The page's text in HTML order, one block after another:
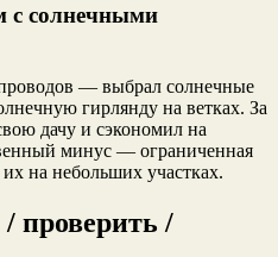
с солнечными
— выбрал солнечные
гирлянду на ветках. За
дачу и сэкономил на
минус — ограниченная
на небольших участках.
проверить /